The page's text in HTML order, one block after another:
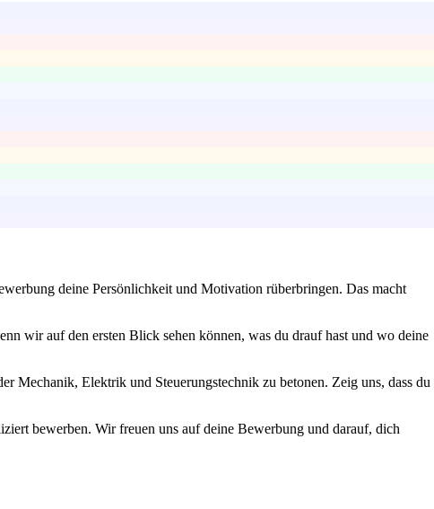
deine Persönlichkeit und Motivation rüberbringen. Das macht
wir auf den ersten Blick sehen können, was du drauf hast und wo deine
Mechanik, Elektrik und Steuerungstechnik zu betonen. Zeig uns, dass du
bewerben. Wir freuen uns auf deine Bewerbung und darauf, dich